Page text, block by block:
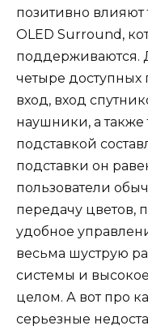
позитивно влияют
OLED Surround,
поддерживаются.
четыре доступных
вход, вход
наушники, а также
подставкой
подставки он
пользователи
передачу цветов,
удобное
весьма шуструю
системы и
целом. А вот про
серьезные